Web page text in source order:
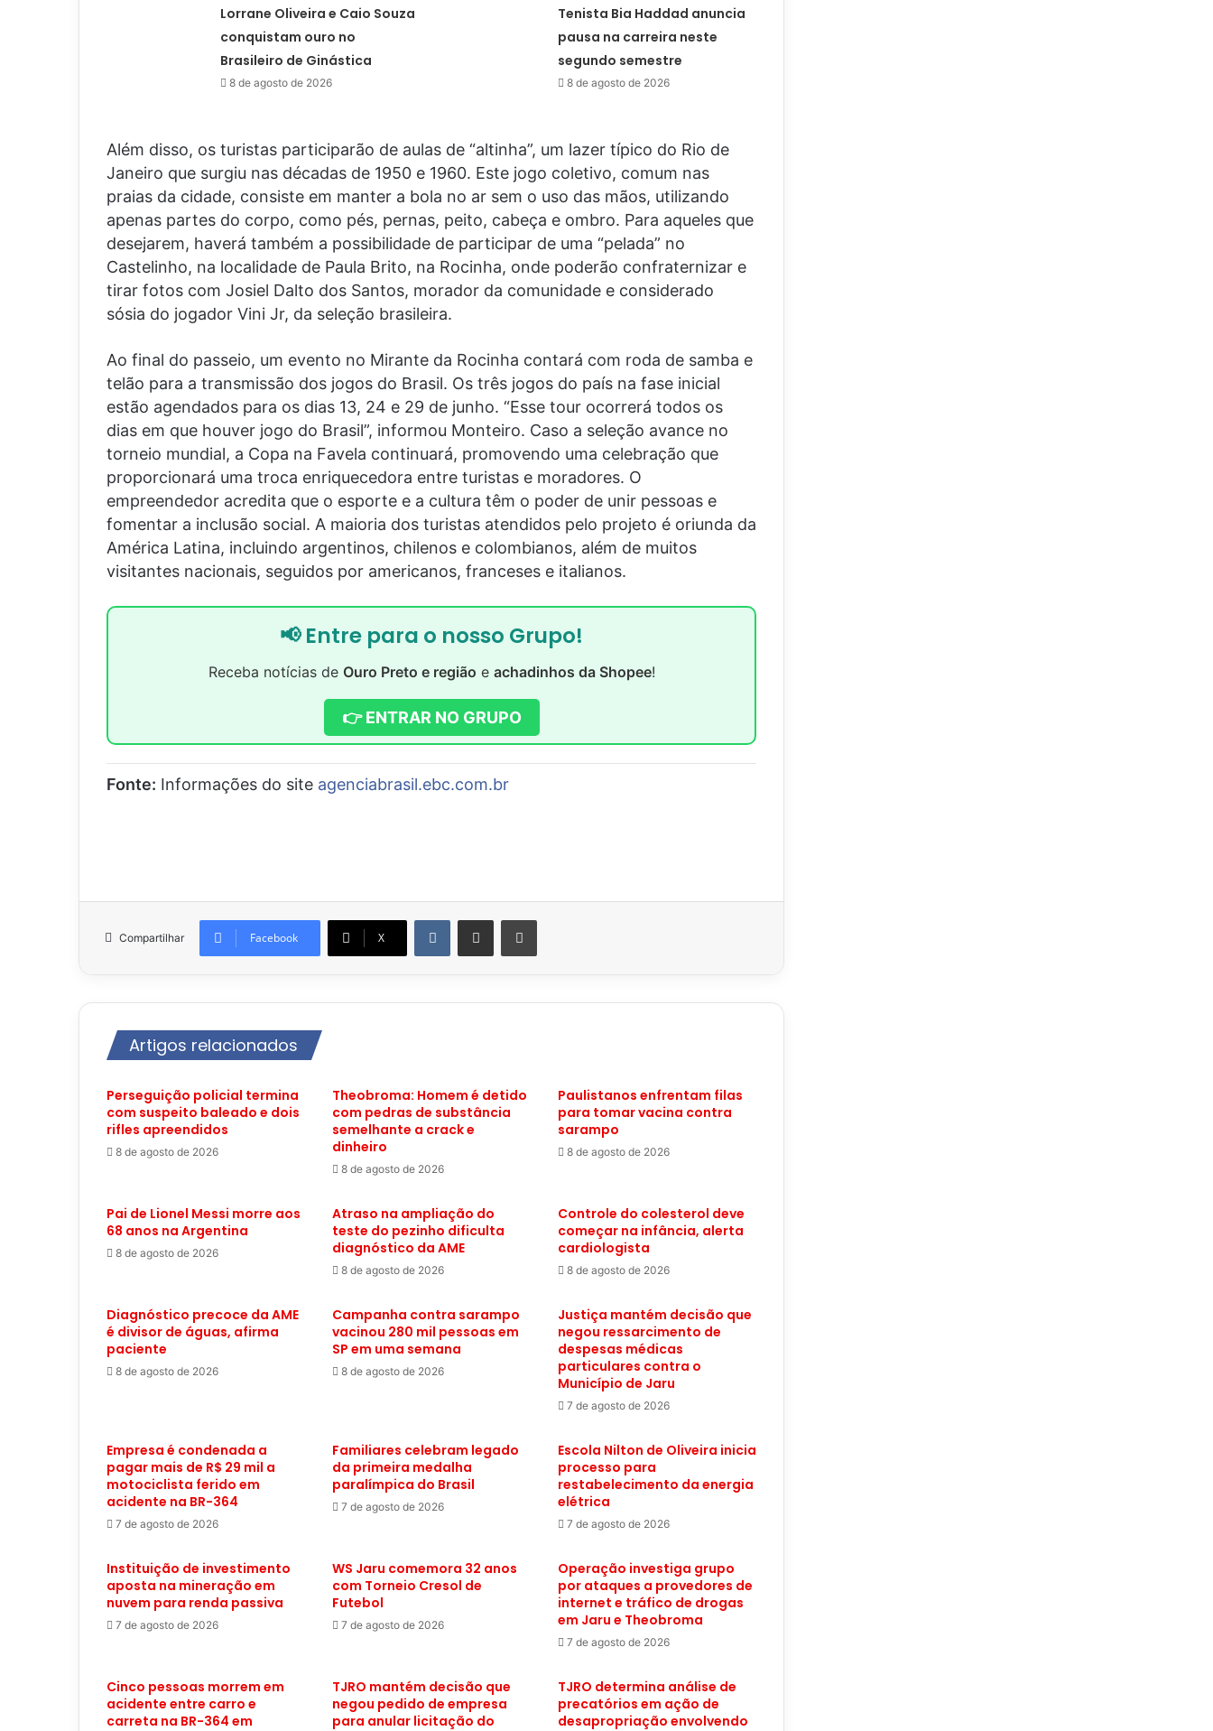
Lorrane Oliveira e Caio Souza
conquistam ouro no
Brasileiro de Ginástica
8 de agosto de 2026
Tenista Bia Haddad anuncia
pausa na carreira neste
segundo semestre
8 de agosto de 2026
Além disso, os turistas participarão de aulas de “altinha”, um lazer típico do Rio de
Janeiro que surgiu nas décadas de 1950 e 1960. Este jogo coletivo, comum nas
praias da cidade, consiste em manter a bola no ar sem o uso das mãos, utilizando
apenas partes do corpo, como pés, pernas, peito, cabeça e ombro. Para aqueles que
desejarem, haverá também a possibilidade de participar de uma “pelada” no
Castelinho, na localidade de Paula Brito, na Rocinha, onde poderão confraternizar e
tirar fotos com Josiel Dalto dos Santos, morador da comunidade e considerado
sósia do jogador Vini Jr, da seleção brasileira.
Ao final do passeio, um evento no Mirante da Rocinha contará com roda de samba e
telão para a transmissão dos jogos do Brasil. Os três jogos do país na fase inicial
estão agendados para os dias 13, 24 e 29 de junho. “Esse tour ocorrerá todos os
dias em que houver jogo do Brasil”, informou Monteiro. Caso a seleção avance no
torneio mundial, a Copa na Favela continuará, promovendo uma celebração que
proporcionará uma troca enriquecedora entre turistas e moradores. O
empreendedor acredita que o esporte e a cultura têm o poder de unir pessoas e
fomentar a inclusão social. A maioria dos turistas atendidos pelo projeto é oriunda da
América Latina, incluindo argentinos, chilenos e colombianos, além de muitos
visitantes nacionais, seguidos por americanos, franceses e italianos.
📢 Entre para o nosso Grupo!
Receba notícias de Ouro Preto e região e achadinhos da Shopee!
👉 ENTRAR NO GRUPO
Fonte: Informações do site agenciabrasil.ebc.com.br
Compartilhar Facebook X
VK Compartilhar via e-mail Imprimir
Artigos relacionados
Perseguição policial termina
com suspeito baleado e dois
rifles apreendidos
8 de agosto de 2026
Theobroma: Homem é detido
com pedras de substância
semelhante a crack e
dinheiro
8 de agosto de 2026
Paulistanos enfrentam filas
para tomar vacina contra
sarampo
8 de agosto de 2026
Pai de Lionel Messi morre aos
68 anos na Argentina
8 de agosto de 2026
Atraso na ampliação do
teste do pezinho dificulta
diagnóstico da AME
8 de agosto de 2026
Controle do colesterol deve
começar na infância, alerta
cardiologista
8 de agosto de 2026
Diagnóstico precoce da AME
é divisor de águas, afirma
paciente
8 de agosto de 2026
Campanha contra sarampo
vacinou 280 mil pessoas em
SP em uma semana
8 de agosto de 2026
Justiça mantém decisão que
negou ressarcimento de
despesas médicas
particulares contra o
Município de Jaru
7 de agosto de 2026
Empresa é condenada a
pagar mais de R$ 29 mil a
motociclista ferido em
acidente na BR-364
7 de agosto de 2026
Familiares celebram legado
da primeira medalha
paralímpica do Brasil
7 de agosto de 2026
Escola Nilton de Oliveira inicia
processo para
restabelecimento da energia
elétrica
7 de agosto de 2026
Instituição de investimento
aposta na mineração em
nuvem para renda passiva
7 de agosto de 2026
WS Jaru comemora 32 anos
com Torneio Cresol de
Futebol
7 de agosto de 2026
Operação investiga grupo
por ataques a provedores de
internet e tráfico de drogas
em Jaru e Theobroma
7 de agosto de 2026
Cinco pessoas morrem em
acidente entre carro e
carreta na BR-364 em
TJRO mantém decisão que
negou pedido de empresa
para anular licitação do
TJRO determina análise de
precatórios em ação de
desapropriação envolvendo